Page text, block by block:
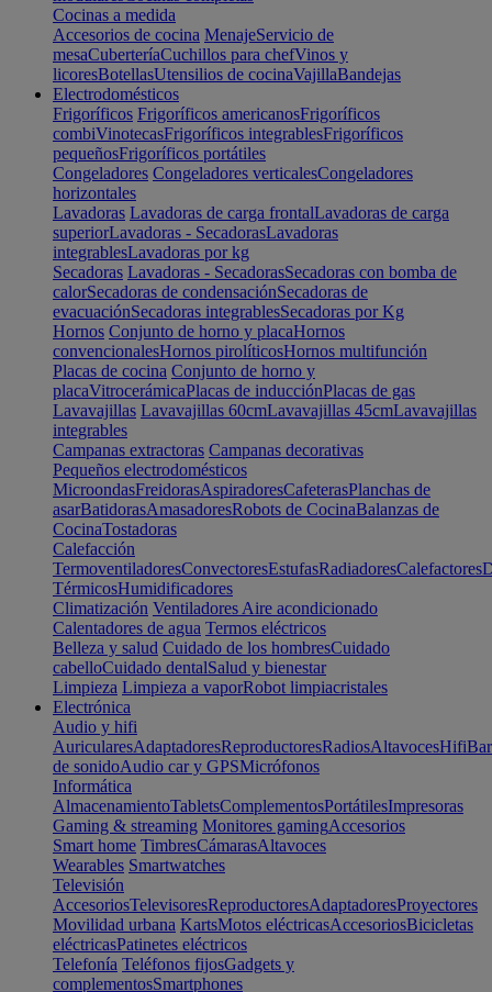
Cocinas a medida
Accesorios de cocina MenajeServicio de
mesaCuberteríaCuchillos para chefVinos y
licoresBotellasUtensilios de cocinaVajillaBandejas
Electrodomésticos
Frigoríficos Frigoríficos americanosFrigoríficos
combiVinotecasFrigoríficos integrablesFrigoríficos
pequeñosFrigoríficos portátiles
Congeladores Congeladores verticalesCongeladores
horizontales
Lavadoras Lavadoras de carga frontalLavadoras de carga
superiorLavadoras - SecadorasLavadoras
integrablesLavadoras por kg
Secadoras Lavadoras - SecadorasSecadoras con bomba de
calorSecadoras de condensaciónSecadoras de
evacuaciónSecadoras integrablesSecadoras por Kg
Hornos Conjunto de horno y placaHornos
convencionalesHornos pirolíticosHornos multifunción
Placas de cocina Conjunto de horno y
placaVitrocerámicaPlacas de inducciónPlacas de gas
Lavavajillas Lavavajillas 60cmLavavajillas 45cmLavavajillas
integrables
Campanas extractoras Campanas decorativas
Pequeños electrodomésticos
MicroondasFreidorasAspiradoresCafeterasPlanchas de
asarBatidorasAmasadoresRobots de CocinaBalanzas de
CocinaTostadoras
Calefacción
TermoventiladoresConvectoresEstufasRadiadoresCalefactores
TérmicosHumidificadores
Climatización Ventiladores Aire acondicionado
Calentadores de agua Termos eléctricos
Belleza y salud Cuidado de los hombresCuidado
cabelloCuidado dentalSalud y bienestar
Limpieza Limpieza a vaporRobot limpiacristales
Electrónica
Audio y hifi
AuricularesAdaptadoresReproductoresRadiosAltavocesHifi
de sonidoAudio car y GPSMicrófonos
Informática
AlmacenamientoTabletsComplementosPortátilesImpresoras
Gaming & streaming Monitores gamingAccesorios
Smart home TimbresCámarasAltavoces
Wearables Smartwatches
Televisión
AccesoriosTelevisoresReproductoresAdaptadoresProyectores
Movilidad urbana KartsMotos eléctricasAccesoriosBicicletas
eléctricasPatinetes eléctricos
Telefonía Teléfonos fijosGadgets y
complementosSmartphones